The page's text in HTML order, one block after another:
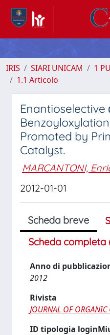
IRIS SIARI UNICAM
1
1.1 Articolo
Enantioselective
Promoted by
Catalyst.
MARCANTONI,
2012-01-01
Scheda breve
Scheda completa
Anno di
2012
Rivista
JOURNAL OF ORGANIC
ID tipologia